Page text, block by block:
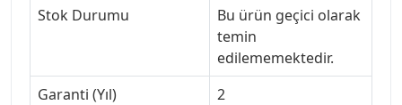
Stok Durumu
Bu ürün geçici olarak
temin
edilememektedir.
Garanti (Yıl)
2